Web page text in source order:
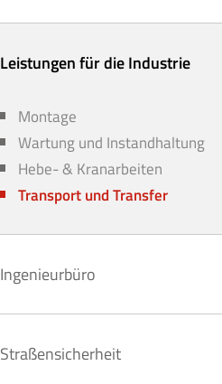
Leistungen für die Industrie
Montage
Wartung und Instandhaltung
Hebe- & Kranarbeiten
Transport und Transfer
Ingenieurbüro
Straßensicherheit